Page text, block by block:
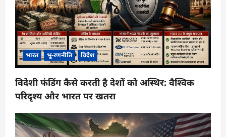
भारत भू-रणनीति विदेश
विदेशी फंडिंग कैसे करती है देशों को अस्थिर: वैश्विक
परिदृश्य और भारत पर खतरा